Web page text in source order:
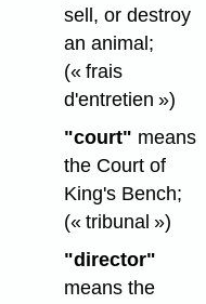
sell, or destroy
an animal;
(« frais
d'entretien »)
"court" means
the Court of
King's Bench;
(« tribunal »)
"director"
means the